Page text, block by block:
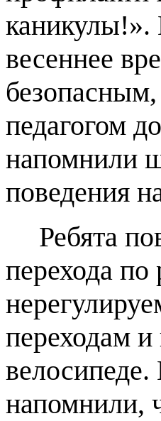
каникулы!».
весеннее
педагогом
напомнили
поведения
Ребята
перехода
переходам
напомнили,